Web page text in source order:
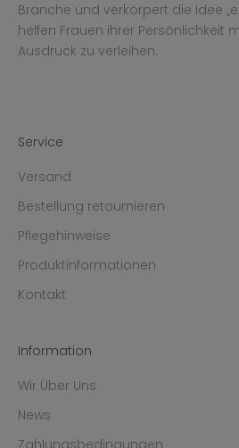
Branche und verkörpert die Idee
helfen Frauen ihrer Persönlichkeit
Ausdruck zu verleihen.
Service
Versand
Bestellung retournieren
Pflegehinweise
Produktinformationen
Kontakt
Information
Wir Über Uns
News